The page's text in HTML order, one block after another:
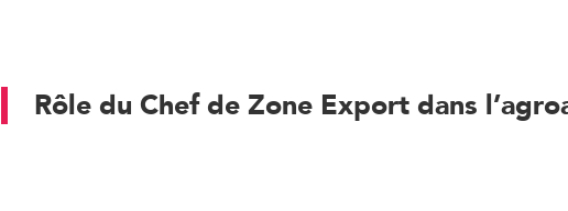
Rôle du Chef de Zone Export dans